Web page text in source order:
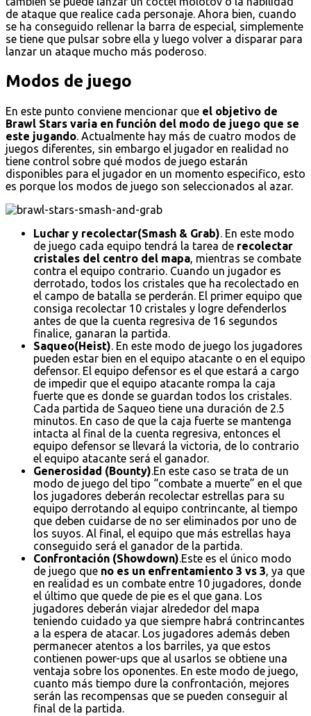
de ataque que realice cada personaje. Ahora bien, cuando
se ha conseguido rellenar la barra de especial, simplemente
se tiene que pulsar sobre ella y luego volver a disparar para
lanzar un ataque mucho más poderoso.
Modos de juego
En este punto conviene mencionar que el objetivo de
Brawl Stars varia en función del modo de juego que se
este jugando. Actualmente hay más de cuatro modos de
juegos diferentes, sin embargo el jugador en realidad no
tiene control sobre qué modos de juego estarán
disponibles para el jugador en un momento especifico, esto
es porque los modos de juego son seleccionados al azar.
Luchar y recolectar(Smash & Grab). En este modo
de juego cada equipo tendrá la tarea de recolectar
cristales del centro del mapa, mientras se combate
contra el equipo contrario. Cuando un jugador es
derrotado, todos los cristales que ha recolectado en
el campo de batalla se perderán. El primer equipo que
consiga recolectar 10 cristales y logre defenderlos
antes de que la cuenta regresiva de 16 segundos
finalice, ganaran la partida.
Saqueo(Heist). En este modo de juego los jugadores
pueden estar bien en el equipo atacante o en el equipo
defensor. El equipo defensor es el que estará a cargo
de impedir que el equipo atacante rompa la caja
fuerte que es donde se guardan todos los cristales.
Cada partida de Saqueo tiene una duración de 2.5
minutos. En caso de que la caja fuerte se mantenga
intacta al final de la cuenta regresiva, entonces el
equipo defensor se llevará la victoria, de lo contrario
el equipo atacante será el ganador.
Generosidad (Bounty).En este caso se trata de un
modo de juego del tipo “combate a muerte” en el que
los jugadores deberán recolectar estrellas para su
equipo derrotando al equipo contrincante, al tiempo
que deben cuidarse de no ser eliminados por uno de
los suyos. Al final, el equipo que más estrellas haya
conseguido será el ganador de la partida.
Confrontación (Showdown).Este es el único modo
de juego que no es un enfrentamiento 3 vs 3, ya que
en realidad es un combate entre 10 jugadores, donde
el último que quede de pie es el que gana. Los
jugadores deberán viajar alrededor del mapa
teniendo cuidado ya que siempre habrá contrincantes
a la espera de atacar. Los jugadores además deben
permanecer atentos a los barriles, ya que estos
contienen power-ups que al usarlos se obtiene una
ventaja sobre los oponentes. En este modo de juego,
cuanto más tiempo dure la confrontación, mejores
serán las recompensas que se pueden conseguir al
final de la partida.